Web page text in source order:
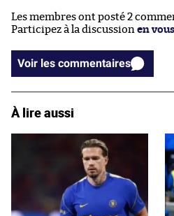
Les membres ont posté 2
Participez à la discussion en
Voir les commentaires
À lire aussi